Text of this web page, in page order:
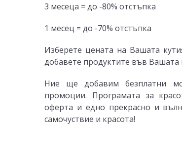
3 месеца = до -80% отстъпка
1 месец = до -70% отстъпка
Изберете цената на Вашата
добавете продуктите във Вашата
Ние ще добавим безплатни
промоции. Програмата за
оферта и едно прекрасно и
самочуствие и красота!